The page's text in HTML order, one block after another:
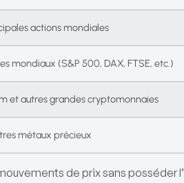
actions mondiales
mondiaux (S&P 500, DAX, FTSE, etc.)
et autres grandes cryptomonnaies
métaux précieux
de prix sans posséder